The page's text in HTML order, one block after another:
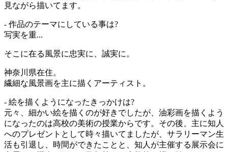
見ながら描いてます。
- 作品のテーマにしている事は?
写実を重...
そこに在る風景に忠実に、誠実に。
神奈川県在住。
繊細な風景画を主に描くアーティスト。
- 絵を描くようになったきっかけは?
元々、細かい絵を描くのが好きでしたが、油彩画を描くよう
になったのは高校の美術の授業からです。その後、主に知人
へのプレゼントとして時々描いてましたが、サラリーマン生
活も引退し、時間ができたことと、知人が主催する展示会に